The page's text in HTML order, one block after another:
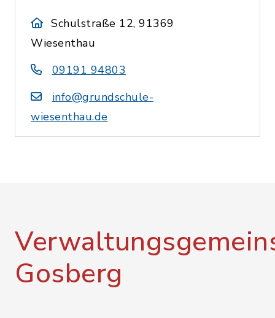
Schulstraße 12, 91369
Wiesenthau
09191 94803
info@grundschule-
wiesenthau.de
Gosberg